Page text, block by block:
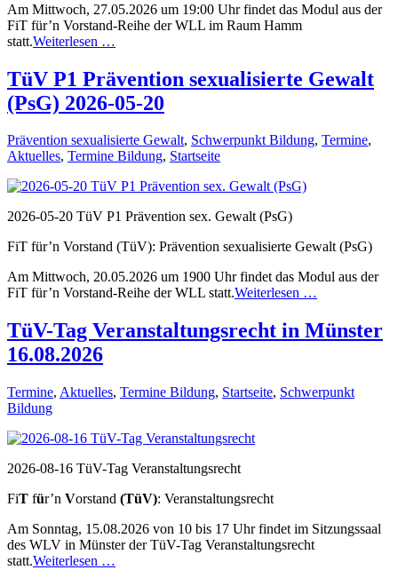
Am Mittwoch, 27.05.2026 um 19:00 Uhr findet das Modul aus der
FiT für’n Vorstand-Reihe der WLL im Raum Hamm
statt.Weiterlesen …
TüV P1 Prävention sexualisierte Gewalt
(PsG) 2026-05-20
Prävention sexualisierte Gewalt, Schwerpunkt Bildung, Termine,
Aktuelles, Termine Bildung, Startseite
2026-05-20 TüV P1 Prävention sex. Gewalt (PsG)
FiT für’n Vorstand (TüV): Prävention sexualisierte Gewalt (PsG)
Am Mittwoch, 20.05.2026 um 1900 Uhr findet das Modul aus der
FiT für’n Vorstand-Reihe der WLL statt.Weiterlesen …
TüV-Tag Veranstaltungsrecht in Münster
16.08.2026
Termine, Aktuelles, Termine Bildung, Startseite, Schwerpunkt
Bildung
2026-08-16 TüV-Tag Veranstaltungsrecht
FiT für’n Vorstand (TüV): Veranstaltungsrecht
Am Sonntag, 15.08.2026 von 10 bis 17 Uhr findet im Sitzungssaal
des WLV in Münster der TüV-Tag Veranstaltungsrecht
statt.Weiterlesen …